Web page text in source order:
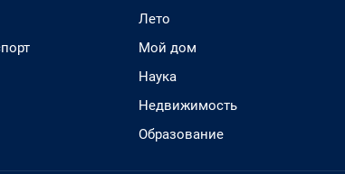
Лето
Мой дом
Наука
Недвижимость
Образование